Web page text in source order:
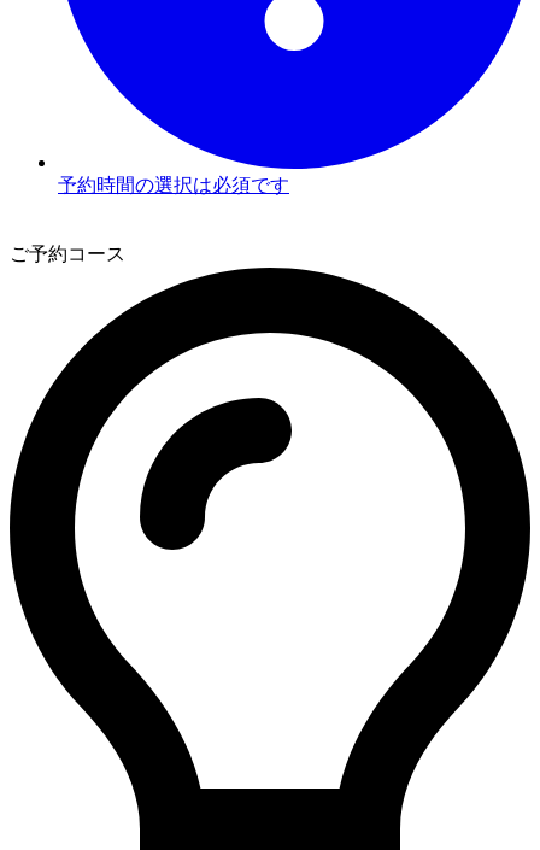
予約時間の選択は必須です
ご予約コース